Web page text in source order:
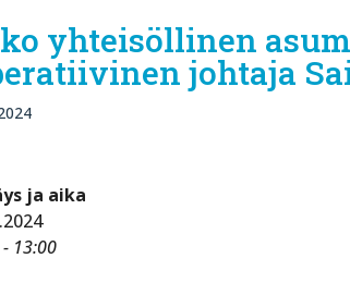
yhteisöllinen
johtaja
ja aika
13:00